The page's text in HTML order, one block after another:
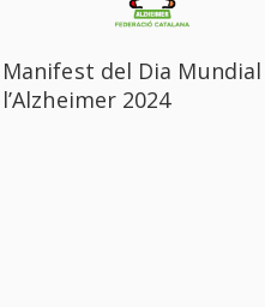
Manifest del Dia
l’Alzheimer 2024